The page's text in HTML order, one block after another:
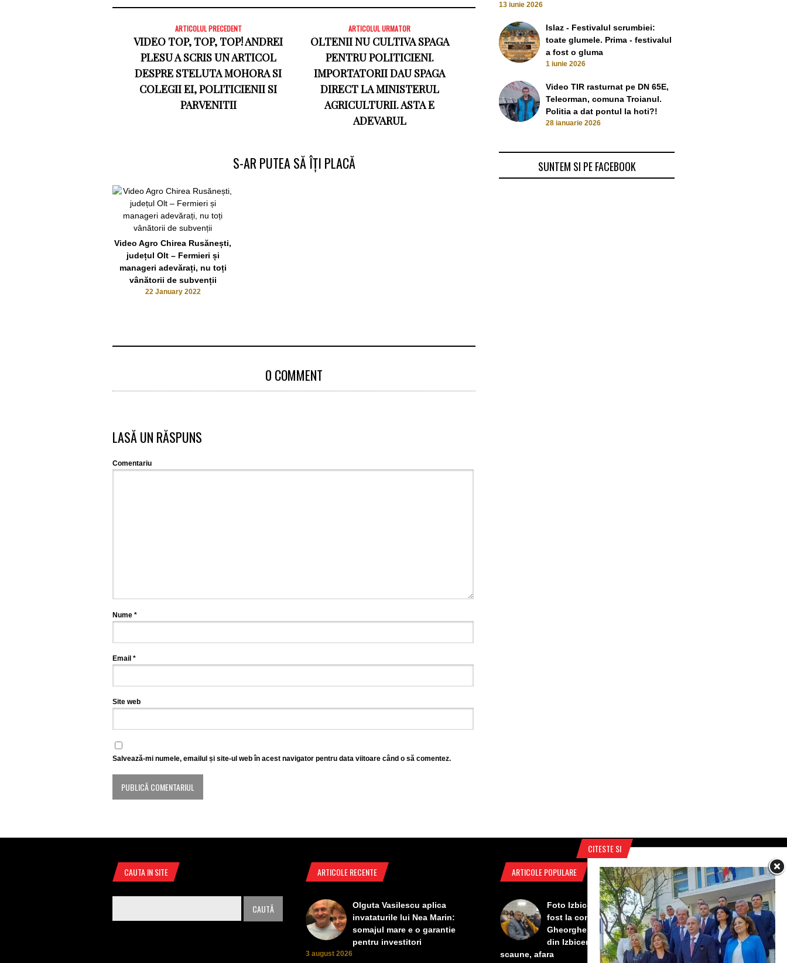
ARTICOLUL PRECEDENT
VIDEO TOP, TOP, TOP! ANDREI
PLESU A SCRIS UN ARTICOL
DESPRE STELUTA MOHORA SI
COLEGII EI, POLITICIENII SI
PARVENITII
ARTICOLUL URMATOR
OLTENII NU CULTIVA SPAGA
PENTRU POLITICIENI.
IMPORTATORII DAU SPAGA
DIRECT LA MINISTERUL
AGRICULTURII. ASTA E
ADEVARUL
S-AR PUTEA SĂ ÎȚI PLACĂ
Video Agro Chirea Rusănești,
județul Olt – Fermieri și
manageri adevărați, nu toți
vânătorii de subvenții
22 January 2022
0 COMMENT
LASĂ UN RĂSPUNS
Comentariu
Nume *
Email *
Site web
Salvează-mi numele, emailul și site-ul web în acest navigator pentru data viitoare când o să comentez.
13 iunie 2026
Islaz - Festivalul scrumbiei:
toate glumele. Prima - festivalul
a fost o gluma
1 iunie 2026
Video TIR rasturnat pe DN 65E,
Teleorman, comuna Troianul.
Politia a dat pontul la hoti?!
28 ianuarie 2026
SUNTEM SI PE FACEBOOK
CITESTE SI
CAUTA IN SITE
ARTICOLE RECENTE
Olguta Vasilescu aplica
invataturile lui Nea Marin:
somajul mare e o garantie
pentru investitori
3 august 2026
ARTICOLE POPULARE
Foto Izbiceni - Lumea buna a
fost la concertul lui Tudor
Gheorghe. Lumea prea buna
din Izbiceni a avut un ecran si
scaune, afara